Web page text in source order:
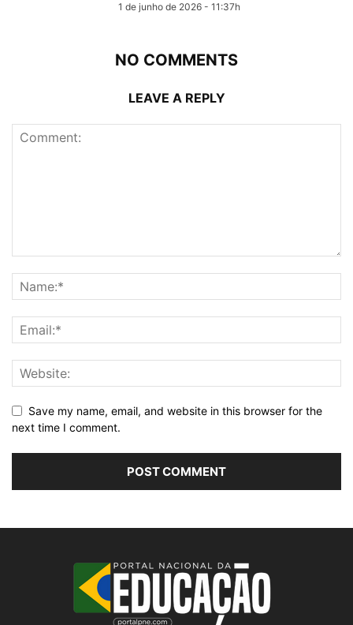
1 de junho de 2026 - 11:37h
NO COMMENTS
LEAVE A REPLY
Save my name, email, and website in this browser for the
next time I comment.